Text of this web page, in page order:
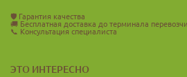
🛡️ Гарантия качества
🚚 Бесплатная доставка до терминала
📞 Консультация специалиста
ЭТО ИНТЕРЕСНО